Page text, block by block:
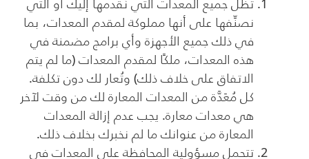
نصنِّفها على أنها مملوكة لمقدم المعدات، بما
في ذلك جميع الأجهزة وأي برامج مضمنة في
هذه المعدات، ملكًا لمقدم المعدات (ما لم يتم
الاتفاق على خلاف ذلك) وتُعار لك دون تكلفة.
كل مُعَدَّة من المعدات المعارة لك من وقت لآخر
هي معدات معارة. يجب عدم إزالة المعدات
المعارة من عنوانك ما لم نخبرك بخلاف ذلك.
تتحمل مسؤولية المحافظة على المعدات في